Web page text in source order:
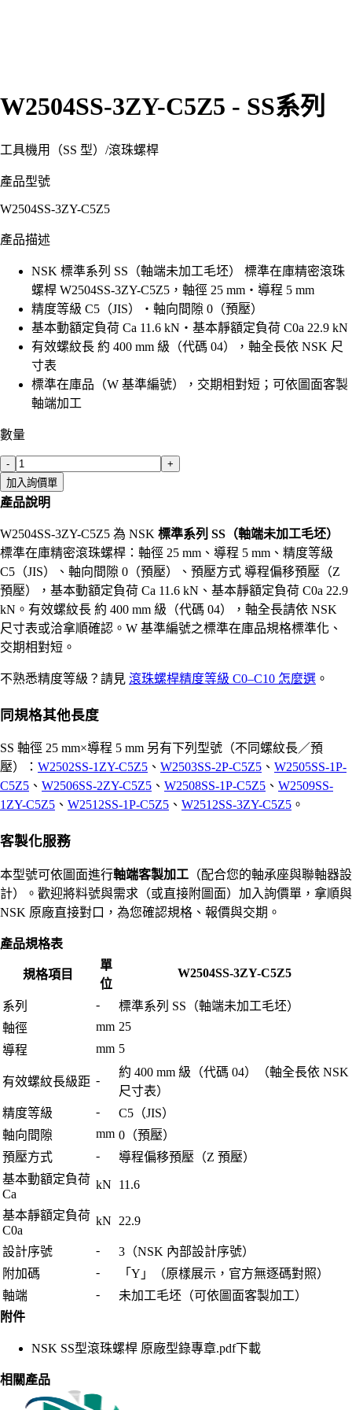
W2504SS-3ZY-C5Z5 - SS系列
工具機用（SS 型） /滾珠螺桿
產品型號
W2504SS-3ZY-C5Z5
產品描述
NSK 標準系列 SS（軸端未加工毛坯） 標準在庫精密滾珠
螺桿 W2504SS-3ZY-C5Z5，軸徑 25 mm・導程 5 mm
精度等級 C5（JIS）・軸向間隙 0（預壓）
基本動額定負荷 Ca 11.6 kN・基本靜額定負荷 C0a 22.9 kN
有效螺紋長 約 400 mm 級（代碼 04），軸全長依 NSK 尺
寸表
標準在庫品（W 基準編號），交期相對短；可依圖面客製
軸端加工
數量
-
+
加入詢價單
產品說明
W2504SS-3ZY-C5Z5 為 NSK 標準系列 SS（軸端未加工毛坯）
標準在庫精密滾珠螺桿：軸徑 25 mm、導程 5 mm、精度等級
C5（JIS）、軸向間隙 0（預壓）、預壓方式 導程偏移預壓（Z
預壓），基本動額定負荷 Ca 11.6 kN、基本靜額定負荷 C0a 22.9
kN。有效螺紋長 約 400 mm 級（代碼 04），軸全長請依 NSK
尺寸表或洽拿順確認。W 基準編號之標準在庫品規格標準化、
交期相對短。
不熟悉精度等級？請見 滾珠螺桿精度等級 C0–C10 怎麼選 。
同規格其他長度
SS 軸徑 25 mm×導程 5 mm 另有下列型號（不同螺紋長／預
壓）： W2502SS-1ZY-C5Z5 、 W2503SS-2P-C5Z5 、 W2505SS-1P-
C5Z5 、 W2506SS-2ZY-C5Z5 、 W2508SS-1P-C5Z5 、 W2509SS-
1ZY-C5Z5 、 W2512SS-1P-C5Z5 、 W2512SS-3ZY-C5Z5 。
客製化服務
本型號可依圖面進行軸端客製加工 （配合您的軸承座與聯軸器設
計）。歡迎將料號與需求（或直接附圖面）加入詢價單，拿順與
NSK 原廠直接對口，為您確認規格、報價與交期。
產品規格表
規格項目
單
位
W2504SS-3ZY-C5Z5
系列 -
標準系列 SS（軸端未加工毛坯）
軸徑
mm 25
導程
mm 5
有效螺紋長級距 -
約 400 mm 級（代碼 04）（軸全長依 NSK
尺寸表）
精度等級
-
C5（JIS）
軸向間隙
mm 0（預壓）
預壓方式
-
導程偏移預壓（Z 預壓）
基本動額定負荷
Ca
kN 11.6
基本靜額定負荷
C0a
kN 22.9
設計序號 -
3（NSK 內部設計序號）
附加碼
-
「Y」（原樣展示，官方無逐碼對照）
軸端
-
未加工毛坯（可依圖面客製加工）
附件
NSK SS型滾珠螺桿 原廠型錄專章.pdf下載
相關產品